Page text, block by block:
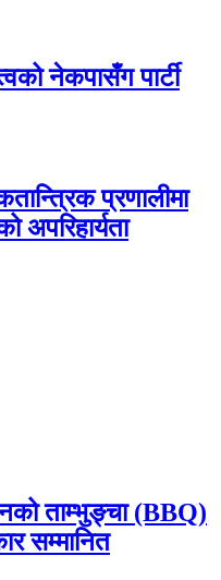
नेकपासँग पार्टी
प्रणालीमा
अपरिहार्यता
ताम्भुङ्चा (BBQ)
सम्मानित